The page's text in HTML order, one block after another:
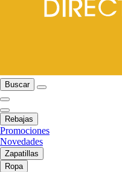
Buscar
Rebajas
Promociones
Novedades
Zapatillas
Ropa